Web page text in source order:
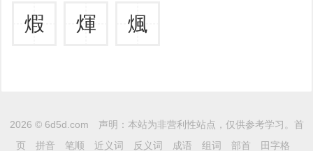
煆 煇 煈
2026 © 6d5d.com 声明：本站为非营利性站点，仅供参考学习。 首
页
拼音 笔顺 近义词 反义词 成语 组词 部首 田字格